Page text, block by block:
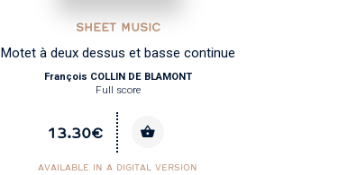
SHEET MUSIC
Motet à deux dessus et basse continue
François COLLIN DE BLAMONT
Full score
13.30€
AVAILABLE IN A DIGITAL VERSION